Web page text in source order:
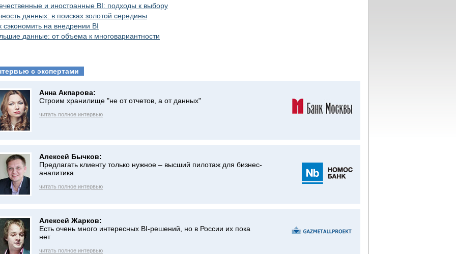
и иностранные BI: подходы к выбору
данных: в поисках золотой середины
сэкономить на внедрении BI
данные: от объема к многовариантности
с экспертами
Анна Акпарова:
Строим хранилище "не от отчетов, а от данных"
читать полное интервью
Алексей Бычков:
Предлагать клиенту только нужное – высший пилотаж для бизнес-
аналитика
читать полное интервью
Алексей Жарков:
Есть очень много интересных BI-решений, но в России их пока
нет
читать полное интервью